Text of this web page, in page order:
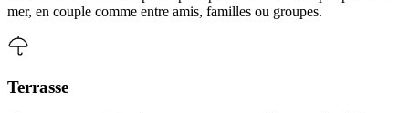
mer, en couple comme entre amis, familles ou groupes.
Terrasse